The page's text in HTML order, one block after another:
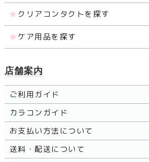
クリアコンタクトを探す
ケア用品を探す
店舗案内
ご利用ガイド
カラコンガイド
お支払い方法について
送料・配送について